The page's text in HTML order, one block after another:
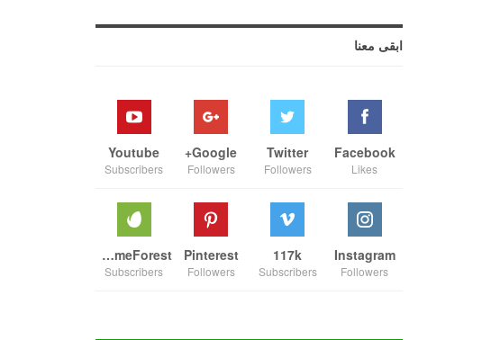
ابقى معنا
Facebook
Likes
Twitter
Followers
Google+
Followers
Youtube
Subscribers
Instagram
Followers
117k
Subscribers
Pinterest
Followers
ThemeForest
Subscribers